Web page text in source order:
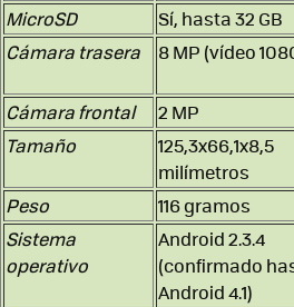
MicroSD Sí, hasta 32 GB
Cámara trasera
8 MP (vídeo
Cámara frontal
2 MP
Tamaño
125,3x66,1x8,5
milímetros
Peso
116 gramos
Sistema
operativo
Android 2.3.4
(confirmado
Android 4.1)